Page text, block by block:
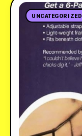
UNCATEGORIZED